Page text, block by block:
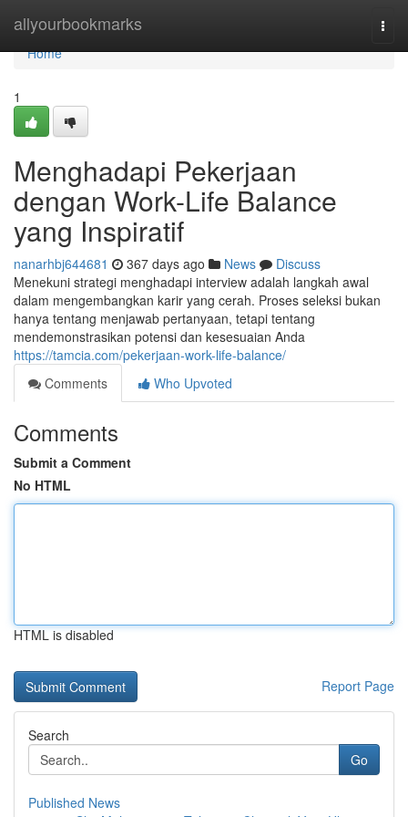
allyourbookmarks
Home
Home
1
Menghadapi Pekerjaan
dengan Work-Life Balance
yang Inspiratif
nanarhbj644681 367 days ago News
Discuss
Menekuni strategi menghadapi interview adalah langkah awal
dalam mengembangkan karir yang cerah. Proses seleksi bukan
hanya tentang menjawab pertanyaan, tetapi tentang
mendemonstrasikan potensi dan kesesuaian Anda
https://tamcia.com/pekerjaan-work-life-balance/
Comments
Who Upvoted
Comments
Submit a Comment
No HTML
HTML is disabled
Report Page
Search
Go
Published News